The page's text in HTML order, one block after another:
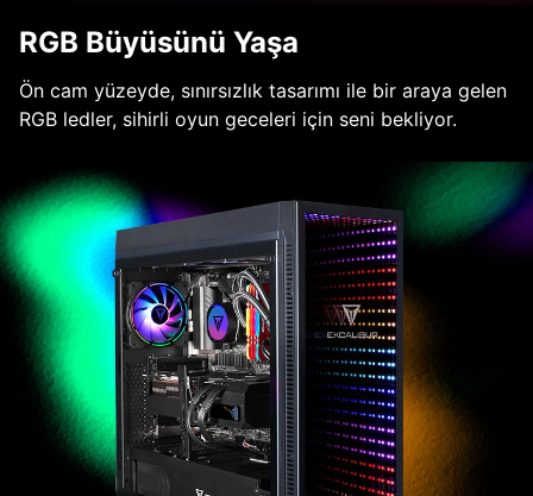
RGB Büyüsünü Yaşa
Ön cam yüzeyde, sınırsızlık tasarımı ile bir araya gelen
RGB ledler, sihirli oyun geceleri için seni bekliyor.